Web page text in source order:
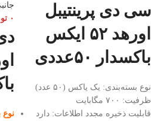
سی دی پرینتیبل
اورهد ۵۲ ایکس
باکسدار ۵۰عددی
نوع بسته‌بندی: یک یاکس (۵۰ عدد)
ظرفیت: ۷۰۰ مگابایت
قابلیت ذخیره مجدد اطلاعات: دارد
۰
نوع